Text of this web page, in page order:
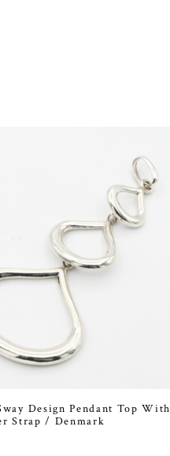
Design Pendant Top With
Strap / Denmark